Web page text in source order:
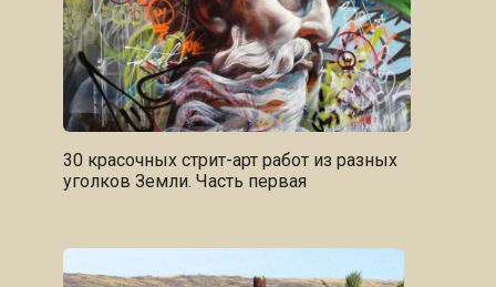
30 красочных стрит-арт работ из разных
уголков Земли. Часть первая